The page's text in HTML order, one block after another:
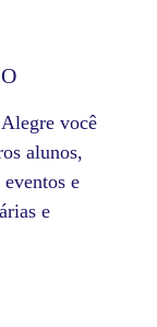
você
alunos,
e
e